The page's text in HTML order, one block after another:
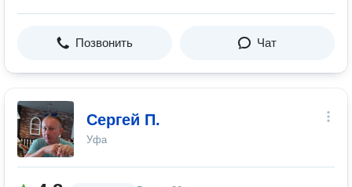
Позвонить Чат
Сергей П.
Уфа